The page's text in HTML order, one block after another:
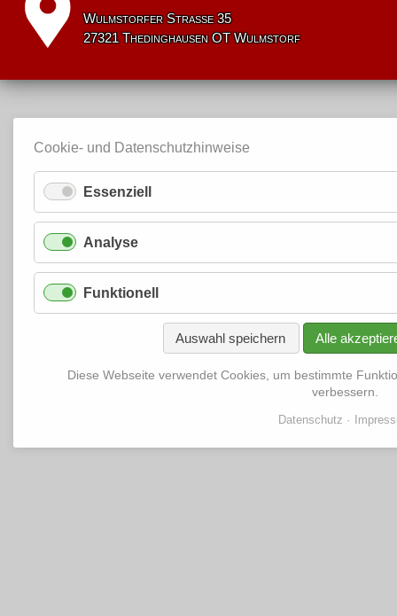
Wulmstorfer Straße 35
27321 Thedinghausen OT Wulmstorf
Cookie- und Datenschutzhinweise
Essenziell
Analyse
Funktionell
Auswahl speichern Alle
Diese Webseite verwendet Cookies, um bestimmte
verbessern.
Datenschutz